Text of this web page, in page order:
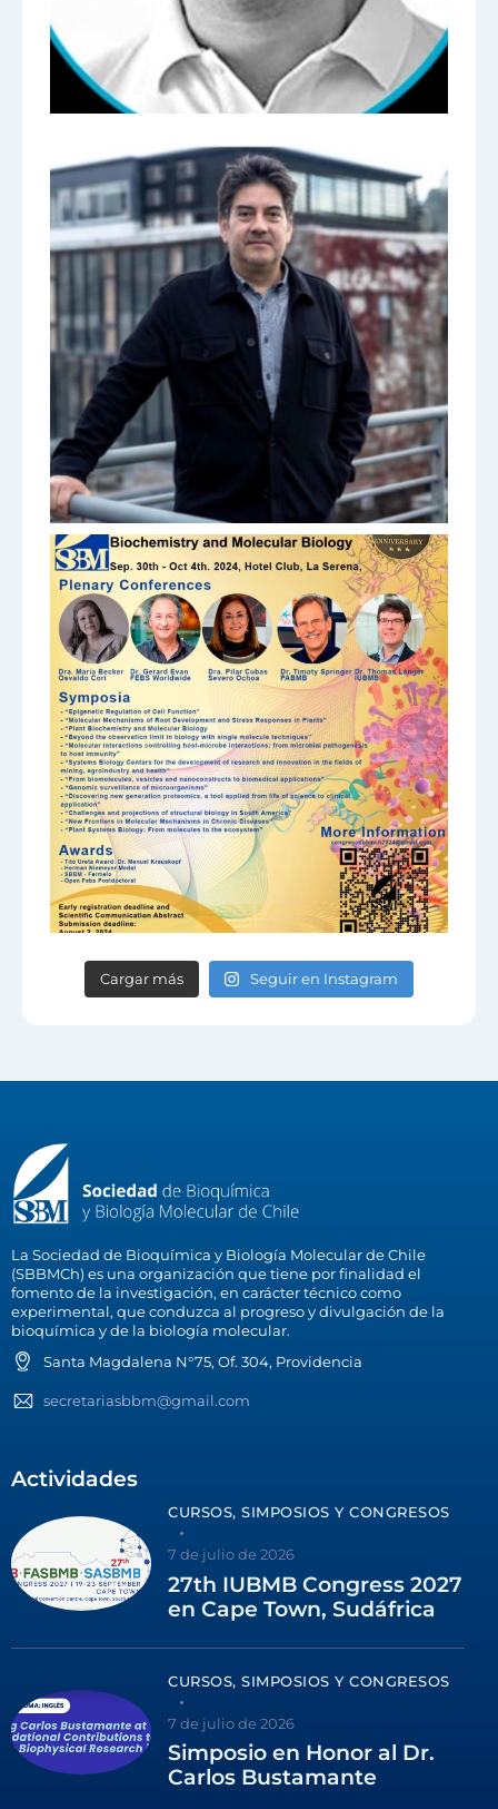
Cargar más Seguir en Instagram
La Sociedad de Bioquímica y Biología Molecular de Chile
(SBBMCh) es una organización que tiene por finalidad el
fomento de la investigación, en carácter técnico como
experimental, que conduzca al progreso y divulgación de la
bioquímica y de la biología molecular.
Santa Magdalena N°75, Of. 304, Providencia
secretariasbbm@gmail.com
Actividades
CURSOS, SIMPOSIOS Y CONGRESOS
7 de julio de 2026
27th IUBMB Congress 2027
en Cape Town, Sudáfrica
CURSOS, SIMPOSIOS Y CONGRESOS
7 de julio de 2026
Simposio en Honor al Dr.
Carlos Bustamante